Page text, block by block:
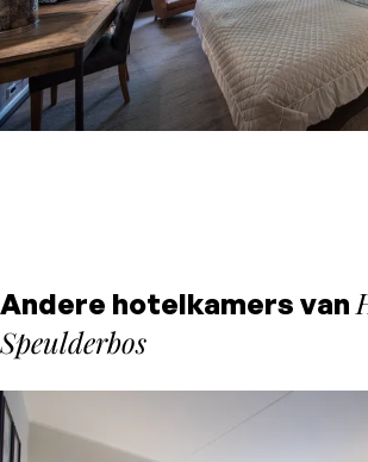
Andere hotelkamers van
Speulderbos